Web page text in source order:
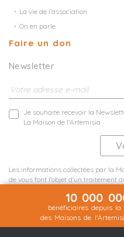
La vie de l’association
On en parle
Faire un don
Newsletter
Je souhaite recevoir la
La Maison de l'Artemisia
Les informations collectées par la
de vous font l'objet d'un traitement
10 000
bénéficiaires depuis la
des Maisons de